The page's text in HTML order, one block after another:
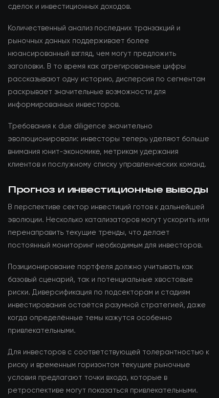
сделок и инвестиционных доходов.
Количественный анализ последних транзакций и
рыночных данных поддерживает более
нюансированный взгляд, чем могут предложить
заголовки. В то время как агрегированные цифры
рассказывают одну историю, дисперсия по сегментам
раскрывает значительные возможности для
информированных инвесторов.
Требования к due diligence значительно
эволюционировали: инвесторы теперь уделяют больше
внимания юнит-экономике, метрикам удержания
клиентов и послужному списку управленческих команд.
Прогноз и инвестиционные выводы
В перспективе сектор инвестиций готов к дальнейшей
эволюции. Несколько катализаторов могут ускорить или
перенаправить текущие тренды, что делает
постоянный мониторинг необходимым для инвесторов.
Позиционирование портфеля должно учитывать как
базовый сценарий, так и потенциальные хвостовые
риски. Диверсификация по подсекторам и стадиям
инвестирования остаётся разумной стратегией, даже
когда определённые темы кажутся особенно
привлекательными.
Для инвесторов с соответствующей толерантностью к
риску и временным горизонтом текущие рыночные
условия предлагают точки входа, которые в
ретроспективе могут показаться привлекательными.